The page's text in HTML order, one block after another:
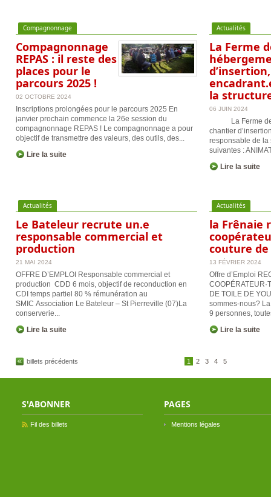
Compagnonnage
Compagnonnage
REPAS : il reste des
places pour le
parcours 2025 !
02 OCTOBRE 2024
Inscriptions prolongées pour le parcours 2025 En
janvier prochain commence la 26e session du
compagnonnage REPAS ! Le compagnonnage a pour
objectif de transmettre des valeurs, des outils, des...
Lire la suite
Actualités
La Ferme
la
06 JUIN 2024
La Ferme de
chantier
responsable de la
suivantes :
Lire la suite
Actualités
Le Bateleur recrute un.e
responsable commercial et
production
21 MAI 2024
OFFRE D’EMPLOI Responsable commercial et
production CDD 6 mois, objectif de reconduction en
CDI temps partiel 80 % rémunération au
SMIC Association Le Bateleur – St Pierreville (07)La
conserverie...
Lire la suite
Actualités
la Frênaie
couture
13 FÉVRIER 2024
Offre d’Emploi
DE TOILE DE
sommes-nous?
9 personnes,
Lire la suite
billets précédents 1 2 3 4 5
S'ABONNER
Fil des billets
PAGES
Mentions légales